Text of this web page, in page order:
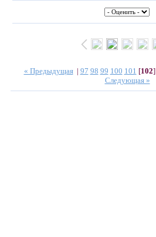
« Предыдущая| 97 98 99 100 101 [102]
Следующая »